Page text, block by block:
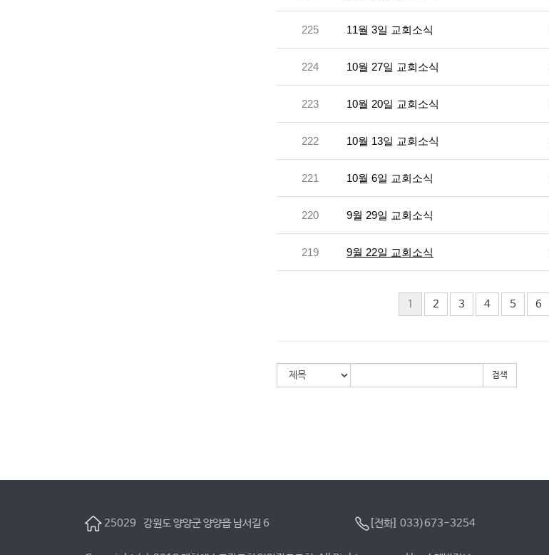
225 11월 3일 교회소식
224 10월 27일 교회소식
223 10월 20일 교회소식
222 10월 13일 교회소식
221 10월 6일 교회소식
220 9월 29일 교회소식
219 9월 22일 교회소식
1 2 3 4 5 6
검색
25029 강원도 양양군 양양읍 남서길 6 [전화] 033)673-3254